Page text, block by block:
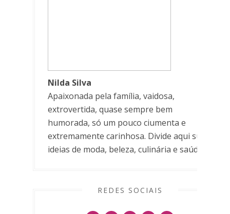
Nilda Silva
Apaixonada pela família, vaidosa,
extrovertida, quase sempre bem
humorada, só um pouco ciumenta e
extremamente carinhosa. Divide aqui suas
ideias de moda, beleza, culinária e saúde.
REDES SOCIAIS